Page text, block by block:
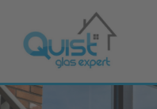
main